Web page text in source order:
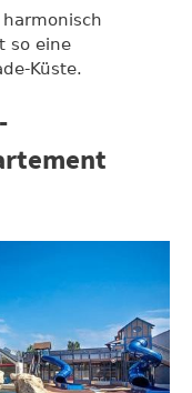
so eine
Küste.